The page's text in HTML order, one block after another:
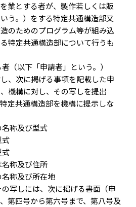
業とする者が、製作若しくは販
う。）をする特定共通構造部又
のためのプログラム等が組み込
特定共通構造部について行うも
（以下「申請者」という。）
、次に掲げる事項を記載した申
機構に対し、その写しを提出
定共通構造部を機構に提示しな
称及び型式
式
式
称及び住所
称及び所在地
写しには、次に掲げる書面（申
第四号から第六号まで、第八号及